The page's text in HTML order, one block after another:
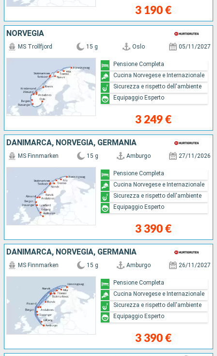
3 190 €
NORVEGIA
MS Trollfjord 15 g Oslo 05/11/2027
3 249 €
Pensione Completa
Cucina Norvegese e Internazionale
Sicurezza e rispetto dell'ambiente
Equipaggio Esperto
DANIMARCA, NORVEGIA, GERMANIA
MS Finnmarken 15 g Amburgo 27/11/2026
3 390 €
Pensione Completa
Cucina Norvegese e Internazionale
Sicurezza e rispetto dell'ambiente
Equipaggio Esperto
DANIMARCA, NORVEGIA, GERMANIA
MS Finnmarken 15 g Amburgo 26/11/2027
3 390 €
Pensione Completa
Cucina Norvegese e Internazionale
Sicurezza e rispetto dell'ambiente
Equipaggio Esperto